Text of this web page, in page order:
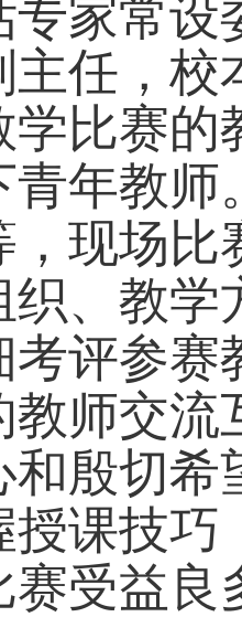
专家常设
主任，校
学比赛的
青年教师
，现场比
织、教学
考评参赛
教师交
和殷切
授课技巧
赛受益良